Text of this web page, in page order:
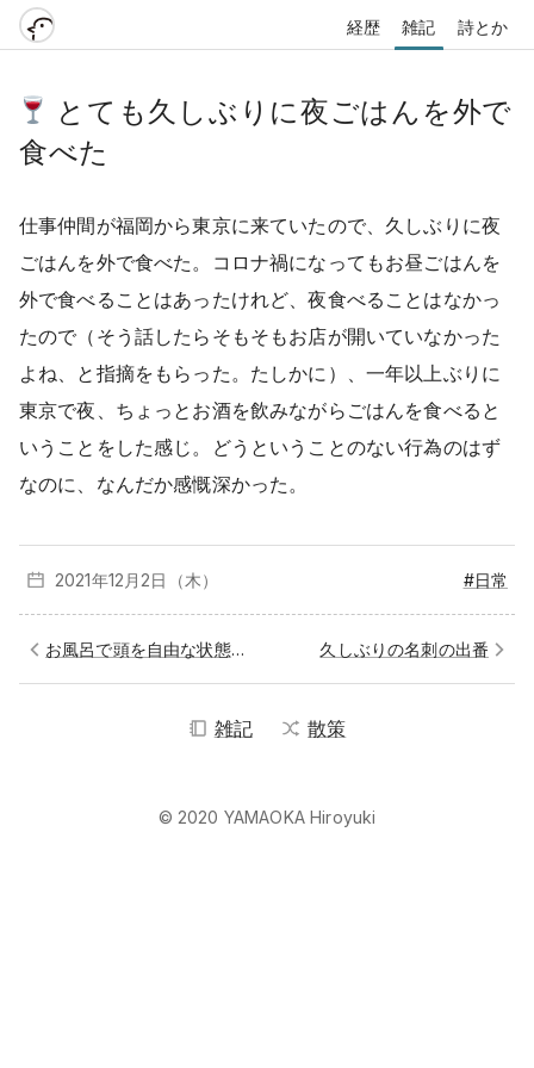
経歴 雑記 詩とか
とても久しぶりに夜ごはんを外で
食べた
仕事仲間が福岡から東京に来ていたので、久しぶりに夜
ごはんを外で食べた。コロナ禍になってもお昼ごはんを
外で食べることはあったけれど、夜食べることはなかっ
たので（そう話したらそもそもお店が開いていなかった
よね、と指摘をもらった。たしかに）、一年以上ぶりに
東京で夜、ちょっとお酒を飲みながらごはんを食べると
いうことをした感じ。どうということのない行為のはず
なのに、なんだか感慨深かった。
2021年12月 2日（木） #日常
お風呂で頭を自由な状態にすること 久しぶりの名刺の出番
雑記 散策
© 2020 YAMAOKA Hiroyuki